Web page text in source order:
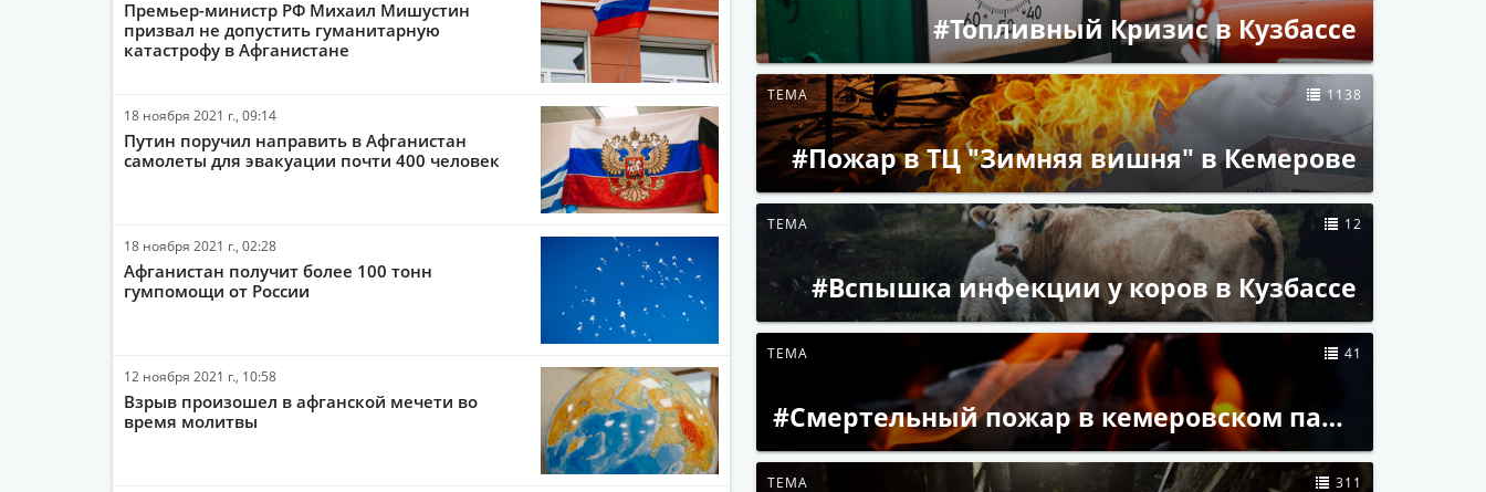
Премьер-министр РФ Михаил Мишустин
призвал не допустить гуманитарную
катастрофу в Афганистане
18 ноября 2021 г., 09:14
Путин поручил направить в Афганистан
самолеты для эвакуации почти 400 человек
18 ноября 2021 г., 02:28
Афганистан получит более 100 тонн
гумпомощи от России
12 ноября 2021 г., 10:58
Взрыв произошел в афганской мечети во
время молитвы
#Топливный Кризис в Кузбассе
ТЕМА 1138
#Пожар в ТЦ "Зимняя вишня" в Кемерове
ТЕМА 12
#Вспышка инфекции у коров в Кузбассе
ТЕМА 41
#Смертельный пожар в кемеровском пансионате
ТЕМА 311